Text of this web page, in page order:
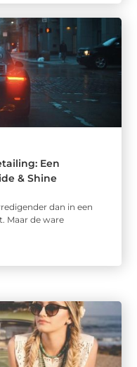
Een
& Shine
dan in een
Maar de ware